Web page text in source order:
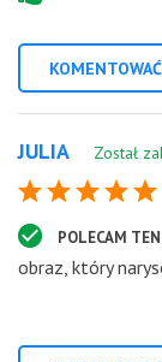
KOMENTOWAĆ
JULIA Został
POLECAM
obraz, który